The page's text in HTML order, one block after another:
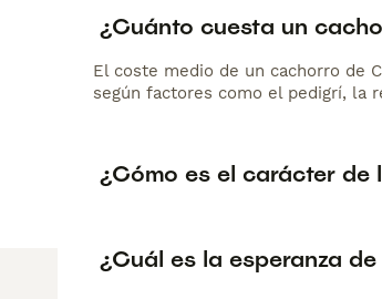
¿Cuánto cuesta un
El coste medio de un cachorro de
según factores como el pedigrí, la
¿Cómo es el carácter de
¿Cuál es la esperanza